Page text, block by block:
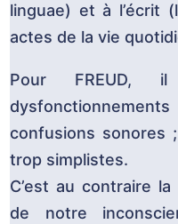
linguae) et à l’écrit
actes de la vie
Pour FREUD,
confusions sonores
trop simplistes.
C’est au contraire
de notre